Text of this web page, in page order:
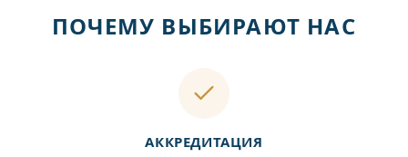
ПОЧЕМУ ВЫБИРАЮТ НАС
АККРЕДИТАЦИЯ